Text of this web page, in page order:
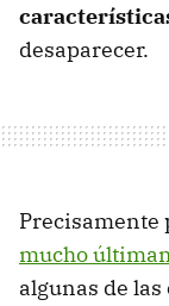
desaparecer.
Precisamente
mucho
algunas de